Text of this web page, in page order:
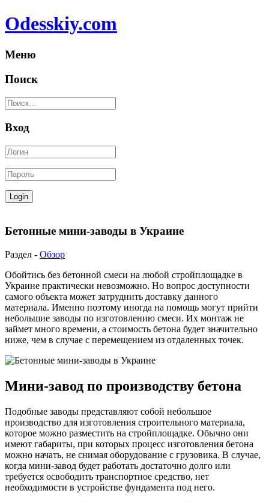
Odesskiy.com
Меню
Поиск
Вход
Бетонные мини-заводы в Украине
Раздел - Обзор
Обойтись без бетонной смеси на любой стройплощадке в
Украине практически невозможно. Но вопрос доступности
самого объекта может затруднить доставку данного
материала. Именно поэтому иногда на помощь могут прийти
небольшие заводы по изготовлению смеси. Их монтаж не
займет много времени, а стоимость бетона будет значительно
ниже, чем в случае с перемещением из отдаленных точек.
Мини-завод по производству бетона
Подобные заводы представляют собой небольшое
производство для изготовления строительного материала,
которое можно разместить на стройплощадке. Обычно они
имеют габариты, при которых процесс изготовления бетона
можно начать, не снимая оборудование с грузовика. В случае,
когда мини-завод будет работать достаточно долго или
требуется освободить транспортное средство, нет
необходимости в устройстве фундамента под него.